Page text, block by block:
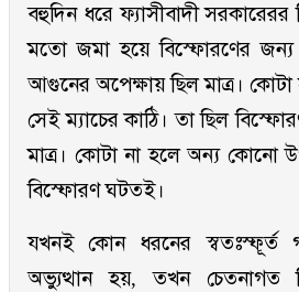
বহুদিন ধরে ফ্যাসীবাদী সরকারেরর
মতো জমা হয়ে বিস্ফোরণের জন্য
আগুনের অপেক্ষায় ছিল মাত্র।
সেই ম্যাচের কাঠি। তা ছিল
মাত্র। কোটা না হলে অন্য কোনো
বিস্ফোরণ ঘটতই।
যখনই কোন ধরনের
অভ্যুত্থান হয়, তখন চেতনাগত